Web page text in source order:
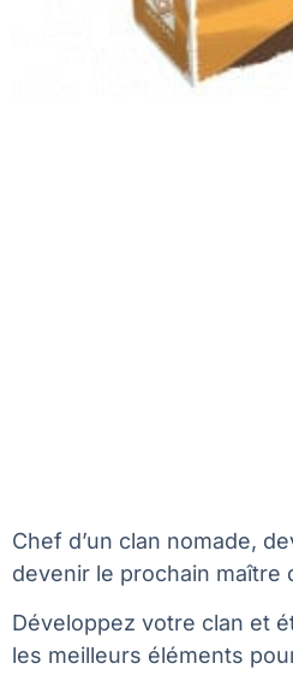
Chef d’un clan nomade,
devenir le prochain maître
Développez votre clan et
les meilleurs éléments